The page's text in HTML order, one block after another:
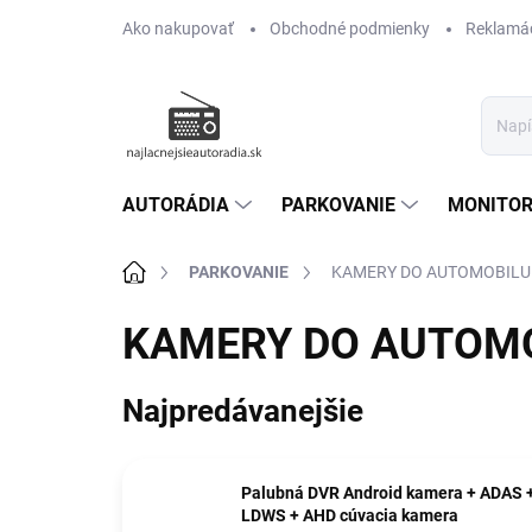
Ako nakupovať Obchodné podmienky
AUTORÁDIA PARKOVANIE
DomovPARKOVANIE KAMERY DO AUTOMOBILU
KAMERY DO
Najpredávanejšie
Palubná DVR Android kamera + ADAS
LDWS + AHD cúvacia kamera